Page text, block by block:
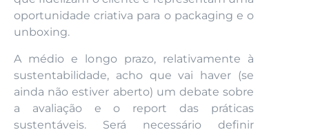
oportunidade criativa para o packaging e o
unboxing.
A médio e longo prazo, relativamente à
sustentabilidade, acho que vai haver (se
ainda não estiver aberto) um debate sobre
a avaliação e o report das práticas
sustentáveis. Será necessário definir